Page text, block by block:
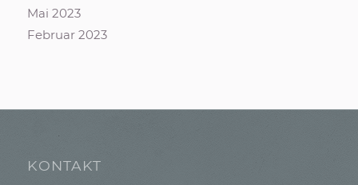
Mai 2023
Februar 2023
KONTAKT